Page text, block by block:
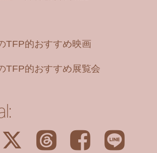
TFP的おすすめ映画
TFP的おすすめ展覧会
𝕏 Threads Facebook LINE